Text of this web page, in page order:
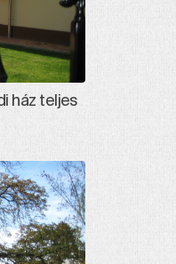
ház teljes